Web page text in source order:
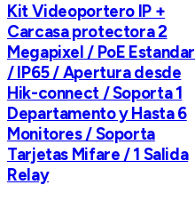
Kit Videoportero IP +
Carcasa protectora 2
Megapixel / PoE Estandar
/ IP65 / Apertura desde
Hik-connect / Soporta 1
Departamento y Hasta 6
Monitores / Soporta
Tarjetas Mifare / 1 Salida
Relay